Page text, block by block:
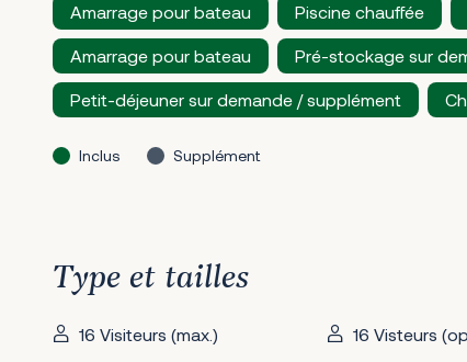
Amarrage pour bateau Piscine chauffée
Amarrage pour bateau Pré-stockage sur
Petit-déjeuner sur demande / supplément
Inclus Supplément
Type et tailles
16 Visiteurs (max.)
16 Visteurs